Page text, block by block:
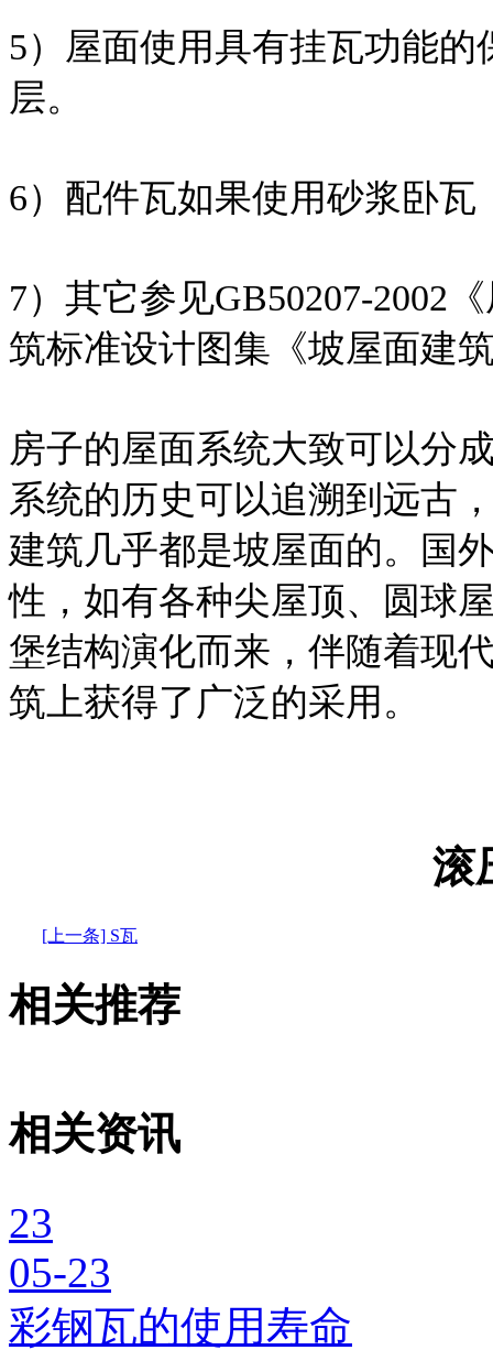
5）屋面使用具有挂瓦功能
层。
6）配件瓦如果使用砂浆卧
7）其它参见GB50207-2002
筑标准设计图集《坡屋面建
房子的屋面系统大致可以分
系统的历史可以追溯到远古
建筑几乎都是坡屋面的。国
性，如有各种尖屋顶、圆球
堡结构演化而来，伴随着现
筑上获得了广泛的采用。
滚
[上一条] S瓦
相关推荐
相关资讯
23
05-23
彩钢瓦的使用寿命